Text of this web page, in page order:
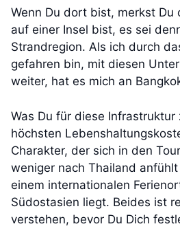
Wenn Du dort bist, merkst Du
auf einer Insel bist, es sei
Strandregion. Als ich durch
gefahren bin, mit diesen
weiter, hat es mich an
Was Du für diese
höchsten
Charakter, der sich in den
weniger nach Thailand
einem internationalen
Südostasien liegt. Beides ist
verstehen, bevor Du Dich